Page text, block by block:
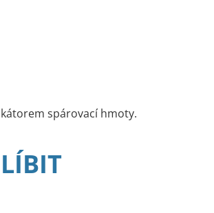
spárovací hmoty.
LÍBIT